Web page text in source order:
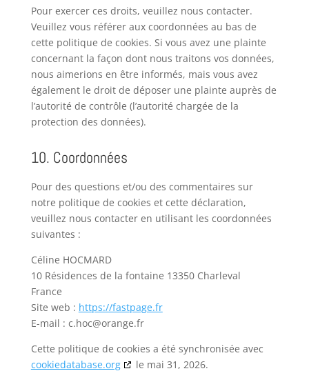
Pour exercer ces droits, veuillez nous contacter.
Veuillez vous référer aux coordonnées au bas de
cette politique de cookies. Si vous avez une plainte
concernant la façon dont nous traitons vos données,
nous aimerions en être informés, mais vous avez
également le droit de déposer une plainte auprès de
l’autorité de contrôle (l’autorité chargée de la
protection des données).
10. Coordonnées
Pour des questions et/ou des commentaires sur
notre politique de cookies et cette déclaration,
veuillez nous contacter en utilisant les coordonnées
suivantes :
Céline HOCMARD
10 Résidences de la fontaine 13350 Charleval
France
Site web : https://fastpage.fr
E-mail : c.hoc@orange.fr
Cette politique de cookies a été synchronisée avec
cookiedatabase.org
le mai 31, 2026.